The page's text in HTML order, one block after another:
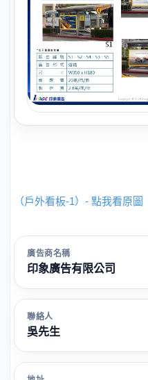
（戶外看板-1）- 點我看原圖
廣告商名稱
印象廣告有限公司
聯絡人
吳先生